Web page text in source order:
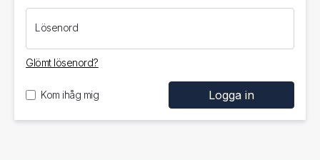
Lösenord
Glömt lösenord?
Kom ihåg mig